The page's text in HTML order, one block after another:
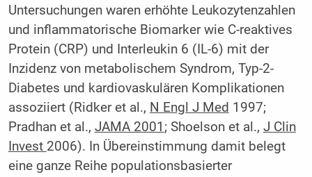
Untersuchungen waren erhöhte Leukozytenzahlen
und inflammatorische Biomarker wie C-reaktives
Protein (CRP) und Interleukin 6 (IL-6) mit der
Inzidenz von metabolischem Syndrom, Typ-2-
Diabetes und kardiovaskulären Komplikationen
assoziiert (Ridker et al., N Engl J Med 1997;
Pradhan et al., JAMA 2001 ; Shoelson et al., J Clin
Invest 2006). In Übereinstimmung damit belegt
eine ganze Reihe populationsbasierter